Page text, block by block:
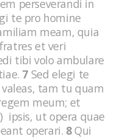
perseverandi in
te pro homine
meam, quia
et veri
tibi volo ambulare
7 Sed elegi te
tam tu quam
meum; et
ipsis, ut opera quae
operari. 8Qui